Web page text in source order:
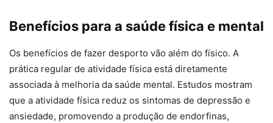
Benefícios para a saúde física e mental
Os benefícios de fazer desporto vão além do físico. A
prática regular de atividade física está diretamente
associada à melhoria da saúde mental. Estudos mostram
que a atividade física reduz os sintomas de depressão e
ansiedade, promovendo a produção de endorfinas,